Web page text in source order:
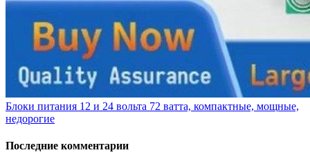
Блоки питания 12 и 24 вольта 72 ватта, компактные, мощные,
недорогие
Последние комментарии